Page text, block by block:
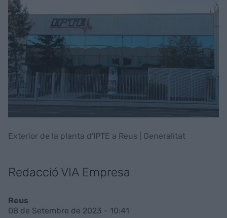
Exterior de la planta d'IPTE a Reus | Generalitat
Redacció VIA Empresa
Reus
08 de Setembre de 2023 - 10:41